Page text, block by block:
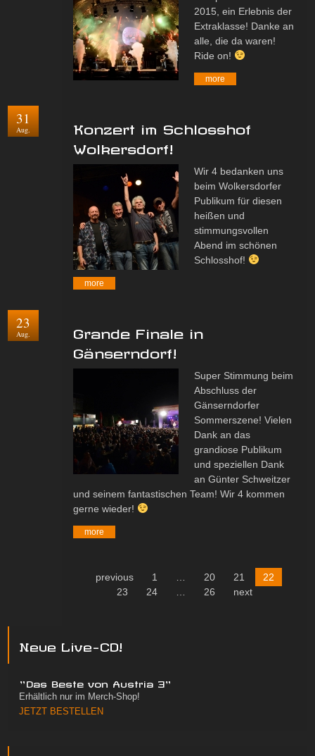
2015, ein Erlebnis der
Extraklasse! Danke an
alle, die da waren!
Ride on!
more
31
Aug.
Konzert im Schlosshof
Wolkersdorf!
Wir 4 bedanken uns
beim Wolkersdorfer
Publikum für diesen
heißen und
stimmungsvollen
Abend im schönen
Schlosshof!
more
23
Aug.
Grande Finale in
Gänserndorf!
Super Stimmung beim
Abschluss der
Gänserndorfer
Sommerszene! Vielen
Dank an das
grandiose Publikum
und speziellen Dank
an Günter Schweitzer
und seinem fantastischen Team! Wir 4 kommen
gerne wieder!
more
previous 1 20 21
22
23
24 26 next
Neue Live-CD!
"Das Beste von Austria 3"
Erhältlich nur im Merch-Shop!
JETZT BESTELLEN